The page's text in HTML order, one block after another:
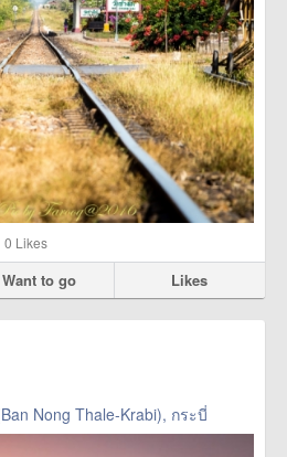
0 Likes
Want to go Likes
Nong Thale-Krabi), กระบี่